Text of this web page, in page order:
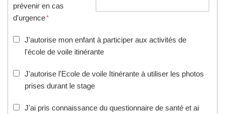
prévenir en cas
d'urgence
J'autorise mon enfant à participer aux activités de
l'école de voile itinérante
J'autorise l'Ecole de voile Itinérante à utiliser les photos
prises durant le stage
J'ai pris connaissance du questionnaire de santé et ai